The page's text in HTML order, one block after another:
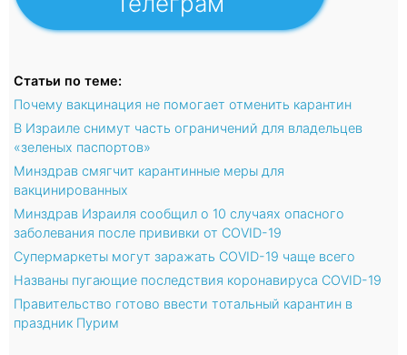
Статьи по теме:
Почему вакцинация не помогает отменить карантин
В Израиле снимут часть ограничений для владельцев
«зеленых паспортов»
Минздрав смягчит карантинные меры для
вакцинированных
Минздрав Израиля сообщил о 10 случаях опасного
заболевания после прививки от COVID-19
Супермаркеты могут заражать COVID-19 чаще всего
Названы пугающие последствия коронавируса COVID-19
Правительство готово ввести тотальный карантин в
праздник Пурим